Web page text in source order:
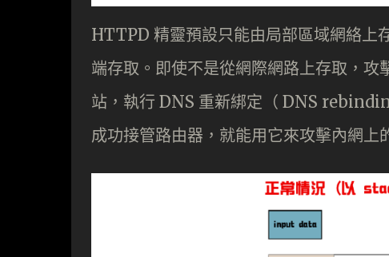
HTTPD 精靈預設只能由局部區域網絡上
端存取。即使不是從網際網路上存取，
站，執行 DNS 重新綁定（ DNS
成功接管路由器，就能用它來攻擊內網上